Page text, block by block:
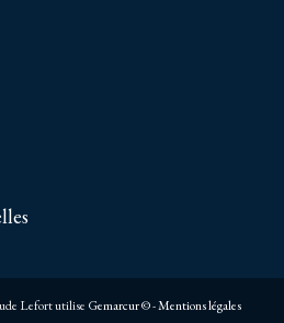
Lefort utilise Gemarcur ©-Mentions légales